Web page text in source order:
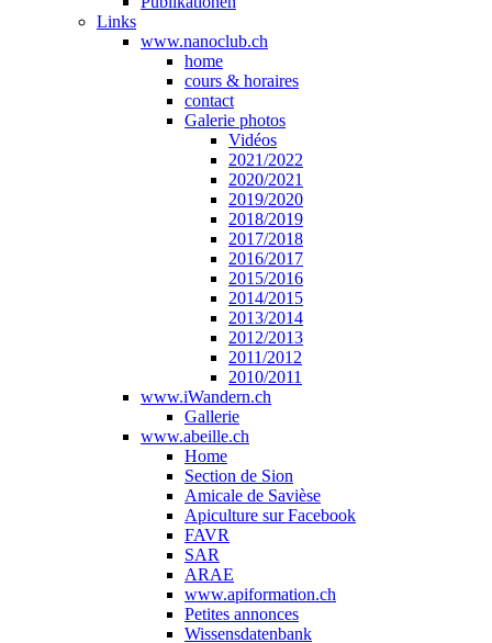
Links
www.nanoclub.ch
home
cours & horaires
contact
Galerie photos
Vidéos
2021/2022
2020/2021
2019/2020
2018/2019
2017/2018
2016/2017
2015/2016
2014/2015
2013/2014
2012/2013
2011/2012
2010/2011
www.iWandern.ch
Gallerie
www.abeille.ch
Home
Section de Sion
Amicale de Savièse
Apiculture sur Facebook
FAVR
SAR
ARAE
www.apiformation.ch
Petites annonces
Wissensdatenbank